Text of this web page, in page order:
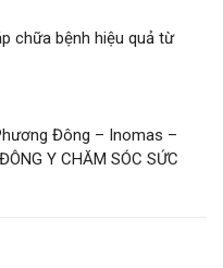
chữa bệnh hiệu quả từ
Đông – Inomas –
Y CHĂM SÓC SỨC